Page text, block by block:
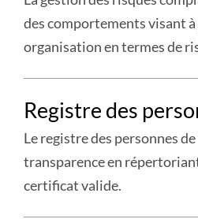
de
la
des comportements visant à
organisation en termes de
Gestion
des
risques
Registre des
Le registre des personnes
transparence en
certificat valide.